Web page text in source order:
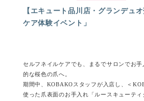
【エキュート品川店・グランデュ
ケア体験イベント」
セルフネイルケアでも、まるでサロンでお
的な桜色の爪へ。
期間中、KOBAKOスタッフが入店し、＜
使った爪表面のお手入れ「ルースキューティ